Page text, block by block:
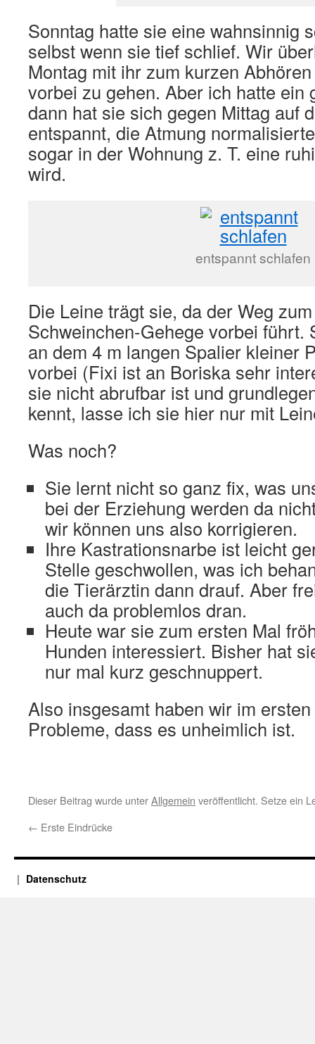
Sonntag hatte sie eine wahnsinnig
selbst wenn sie tief schlief. Wir
Montag mit ihr zum kurzen
vorbei zu gehen. Aber ich hatte ein
dann hat sie sich gegen Mittag auf
entspannt, die Atmung
sogar in der Wohnung z. T. eine
wird.
entspannt schlafen
Die Leine trägt sie, da der Weg
Schweinchen-Gehege vorbei führt.
an dem 4 m langen Spalier kleiner
vorbei (Fixi ist an Boriska sehr
sie nicht abrufbar ist und
kennt, lasse ich sie hier nur mit
Was noch?
Sie lernt nicht so ganz fix, was
bei der Erziehung werden da
wir können uns also korrigieren.
Ihre Kastrationsnarbe ist leicht
Stelle geschwollen, was ich
die Tierärztin dann drauf. Aber
auch da problemlos dran.
Heute war sie zum ersten Mal
Hunden interessiert. Bisher hat
nur mal kurz geschnuppert.
Also insgesamt haben wir im
Probleme, dass es unheimlich ist.
Dieser Beitrag wurde unterAllgemein veröffentlicht. Setze ein
← Erste Eindrücke
Datenschutz